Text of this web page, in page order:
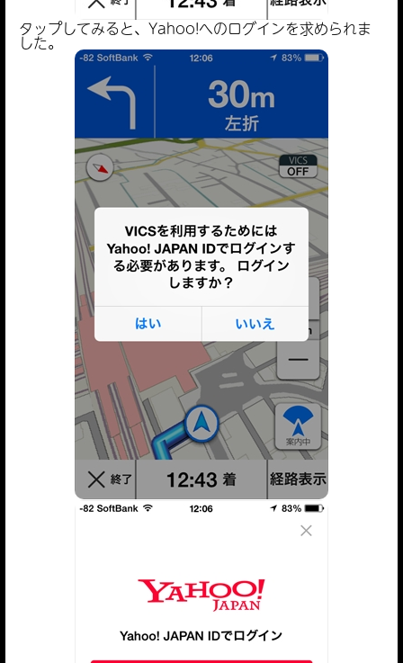
タップしてみると、Yahoo!へのログインを求められま
した。